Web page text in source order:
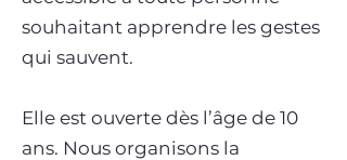
souhaitant apprendre les gestes
qui sauvent.
Elle est ouverte dès l’âge de 10
ans. Nous organisons la